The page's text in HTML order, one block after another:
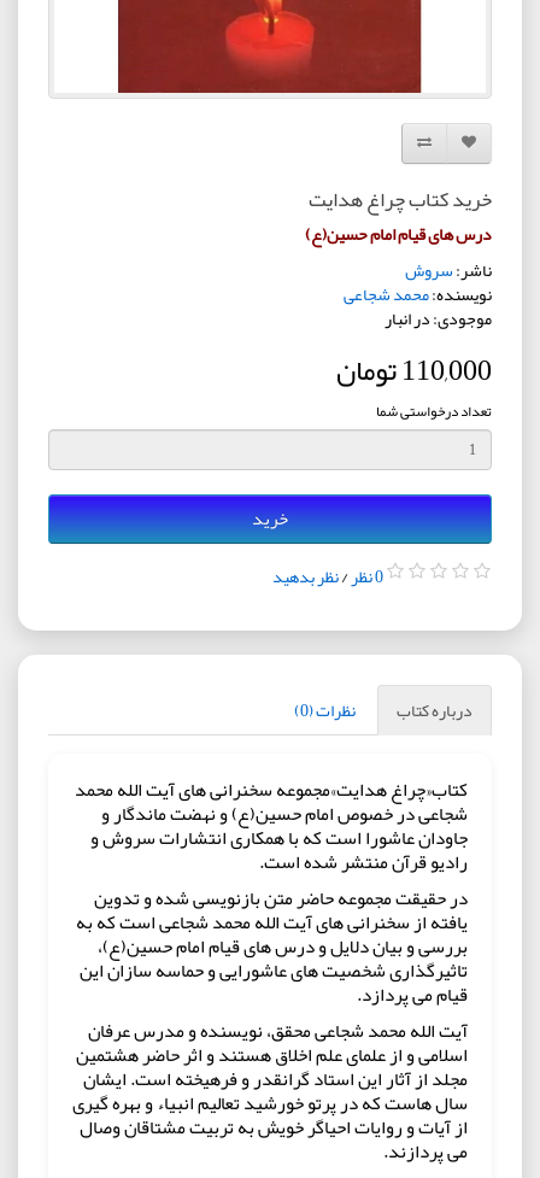
افزودن به لیست دلخواه
مقایسه این محصول
خرید کتاب چراغ هدایت
درس های قیام امام حسین(ع)
ناشر:سروش
نویسنده:محمد شجاعی
موجودی: در انبار
110,000 تومان
تعداد درخواستی شما
خرید
0 نظر /نظر بدهید
درباره کتاب نظرات (0)
کتاب«چراغ هدایت»مجموعه سخنرانی های آيت الله محمد
شجاعی در خصوص امام حسین(ع) و نهضت ماندگار و
جاودان عاشورا است که با همکاری انتشارات سروش و
رادیو قرآن منتشر شده است.
در حقیقت مجموعه حاضر متن بازنویسی شده و تدوین
یافته از سخنرانی های آیت الله محمد شجاعی است که به
بررسی و بیان دلایل و درس های قیام امام حسین(ع)،
تاثیرگذاری شخصیت های عاشورایی و حماسه سازان این
قیام می پردازد.
آیت الله محمد شجاعی محقق، نويسنده و مدرس عرفان
اسلامی و از علمای علم اخلاق هستند و اثر حاضر هشتمین
مجلد از آثار این استاد گرانقدر و فرهیخته است. ایشان
سال هاست که در پرتو خورشید تعالیم انبیاء و بهره گیری
از آیات و روایات احیاگر خویش به تربیت مشتاقان وصال
می پردازند.